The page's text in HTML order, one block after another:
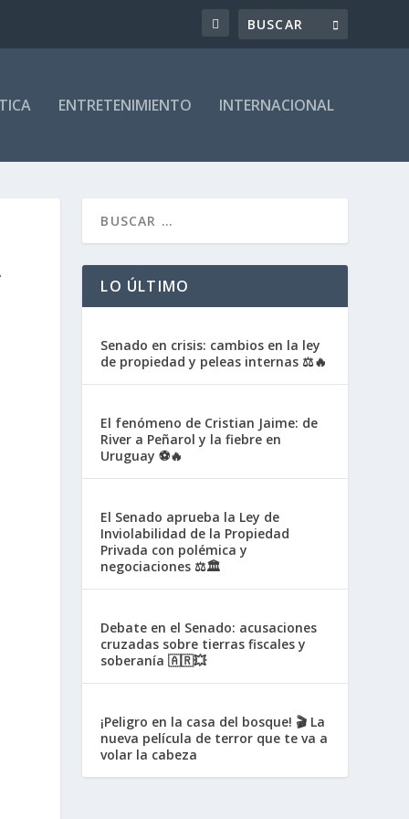
ENTRETENIMIENTO INTERNACIONAL
LO ÚLTIMO
Senado en crisis: cambios en la ley
de propiedad y peleas internas ⚖️🔥
El fenómeno de Cristian Jaime: de
River a Peñarol y la fiebre en
Uruguay ⚽🔥
El Senado aprueba la Ley de
Inviolabilidad de la Propiedad
Privada con polémica y
negociaciones ⚖️🏛️
Debate en el Senado: acusaciones
cruzadas sobre tierras fiscales y
soberanía 🇦🇷💥
¡Peligro en la casa del bosque! 🎬 La
nueva película de terror que te va a
volar la cabeza